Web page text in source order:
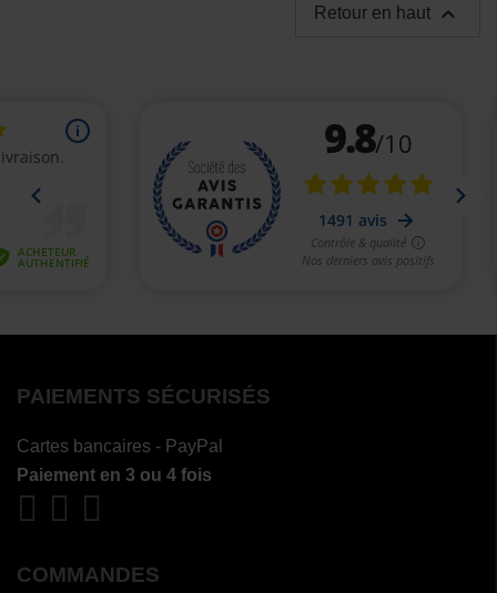
Retour en haut 
PAIEMENTS SÉCURISÉS
Cartes bancaires - PayPal
Paiement en 3 ou 4 fois
COMMANDES